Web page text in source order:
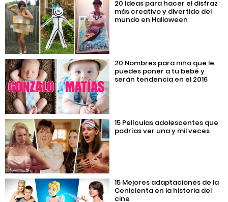
20 Ideas para hacer el disfraz
más creativo y divertido del
mundo en Halloween
20 Nombres para niño que le
puedes poner a tu bebé y
serán tendencia en el 2016
15 Películas adolescentes que
podrías ver una y mil veces
15 Mejores adaptaciones de la
Cenicienta en la historia del
cine